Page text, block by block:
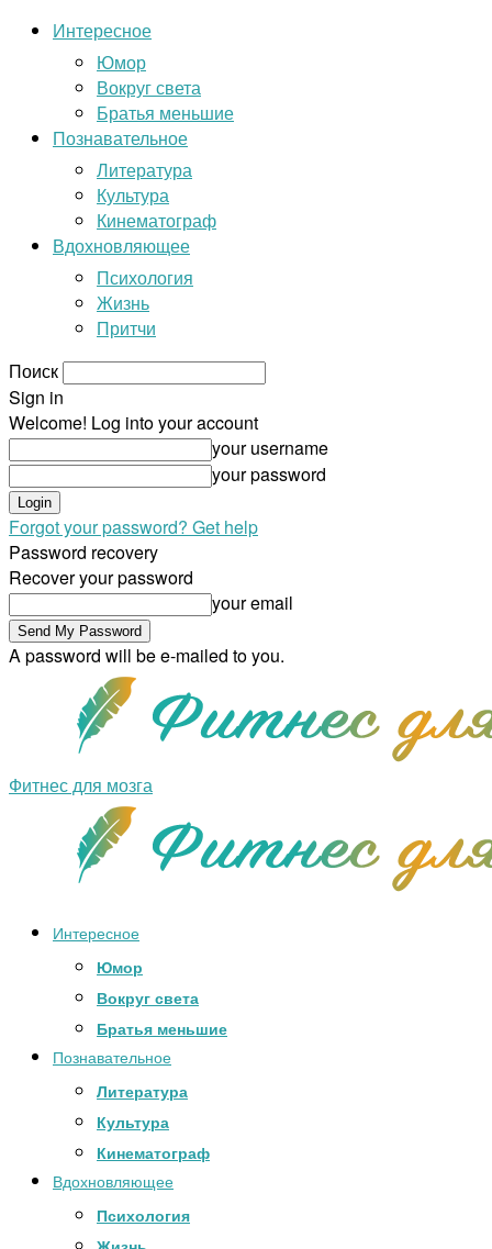
Интересное
Юмор
Вокруг света
Братья меньшие
Познавательное
Литература
Культура
Кинематограф
Вдохновляющее
Психология
Жизнь
Притчи
Поиск
Sign in
Welcome! Log into your account
your username
your password
Forgot your password? Get help
Password recovery
Recover your password
your email
A password will be e-mailed to you.
Фитнес для мозга
Интересное
Юмор
Вокруг света
Братья меньшие
Познавательное
Литература
Культура
Кинематограф
Вдохновляющее
Психология